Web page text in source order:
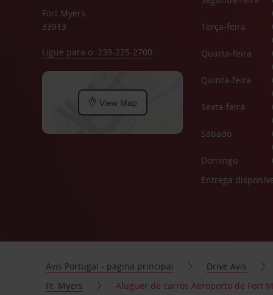
Fort Myers
33913
Ligue para o: 239-225-2700
View Map
Terça-feira
Quarta-feira
Quinta-feira
Sexta-feira
Sábado
Domingo
Entrega
Avis Portugal - página principal Drive Avis
Ft. Myers
Aluguer de carros Aeroporto de Fort